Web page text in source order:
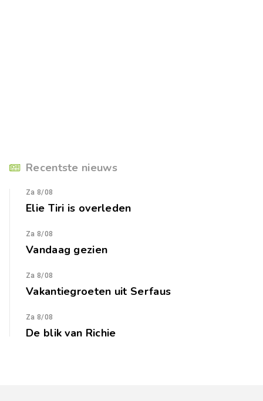
Recentste nieuws
Za 8/08
Elie Tiri is overleden
Za 8/08
Vandaag gezien
Za 8/08
Vakantiegroeten uit Serfaus
Za 8/08
De blik van Richie